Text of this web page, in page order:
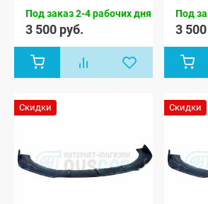
Под заказ 2-4 рабочих дня
3 500 руб.
Под
3
Скидки Скидки